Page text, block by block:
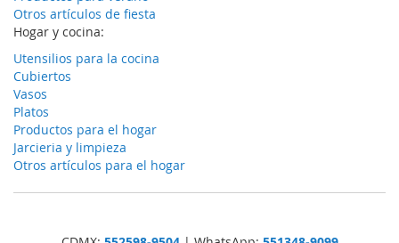
Otros artículos de fiesta
Hogar y cocina:
Utensilios para la cocina
Cubiertos
Vasos
Platos
Productos para el hogar
Jarcieria y limpieza
Otros artículos para el hogar